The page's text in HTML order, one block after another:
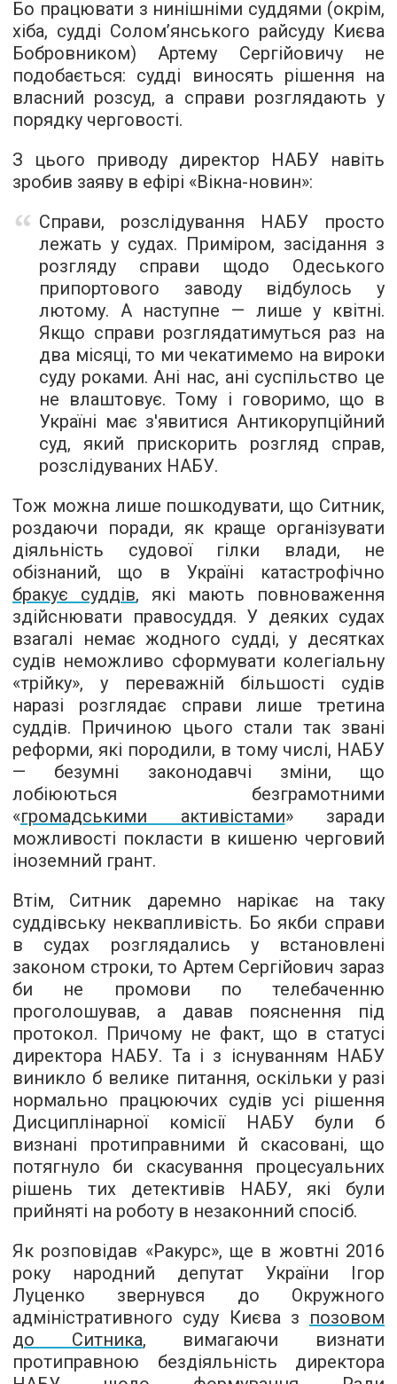
Бо працювати з нинішніми суддями (окрім,
хіба, судді Солом’янського райсуду Києва
Бобровником) Артему Сергійовичу не
подобається: судді виносять рішення на
власний розсуд, а справи розглядають у
порядку черговості.
З цього приводу директор НАБУ навіть
зробив заяву в ефірі «Вікна-новин»:
Справи, розслідування НАБУ просто
лежать у судах. Приміром, засідання з
розгляду справи щодо Одеського
припортового заводу відбулось у
лютому. А наступне — лише у квітні.
Якщо справи розглядатимуться раз на
два місяці, то ми чекатимемо на вироки
суду роками. Ані нас, ані суспільство це
не влаштовує. Тому і говоримо, що в
Україні має з'явитися Антикорупційний
суд, який прискорить розгляд справ,
розслідуваних НАБУ.
Тож можна лише пошкодувати, що Ситник,
роздаючи поради, як краще організувати
діяльність судової гілки влади, не
обізнаний, що в Україні катастрофічно
бракує суддів, які мають повноваження
здійснювати правосуддя. У деяких судах
взагалі немає жодного судді, у десятках
судів неможливо сформувати колегіальну
«трійку», у переважній більшості судів
наразі розглядає справи лише третина
суддів. Причиною цього стали так звані
реформи, які породили, в тому числі, НАБУ
— безумні законодавчі зміни, що
лобіюються безграмотними
«громадськими активістами» заради
можливості покласти в кишеню черговий
іноземний грант.
Втім, Ситник даремно нарікає на таку
суддівську неквапливість. Бо якби справи
в судах розглядались у встановлені
законом строки, то Артем Сергійович зараз
би не промови по телебаченню
проголошував, а давав пояснення під
протокол. Причому не факт, що в статусі
директора НАБУ. Та і з існуванням НАБУ
виникло б велике питання, оскільки у разі
нормально працюючих судів усі рішення
Дисциплінарної комісії НАБУ були б
визнані протиправними й скасовані, що
потягнуло би скасування процесуальних
рішень тих детективів НАБУ, які були
прийняті на роботу в незаконний спосіб.
Як розповідав «Ракурс», ще в жовтні 2016
року народний депутат України Ігор
Луценко звернувся до Окружного
адміністративного суду Києва з позовом
до Ситника, вимагаючи визнати
протиправною бездіяльність директора